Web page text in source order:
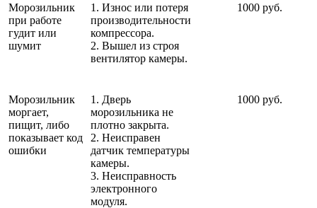
Морозильник
при работе
гудит или
шумит
1. Износ или потеря
производительности
компрессора.
2. Вышел из строя
вентилятор камеры.
1000 руб.
Морозильник
моргает,
пищит, либо
показывает код
ошибки
1. Дверь
морозильника не
плотно закрыта.
2. Неисправен
датчик температуры
камеры.
3. Неисправность
электронного
модуля.
1000 руб.